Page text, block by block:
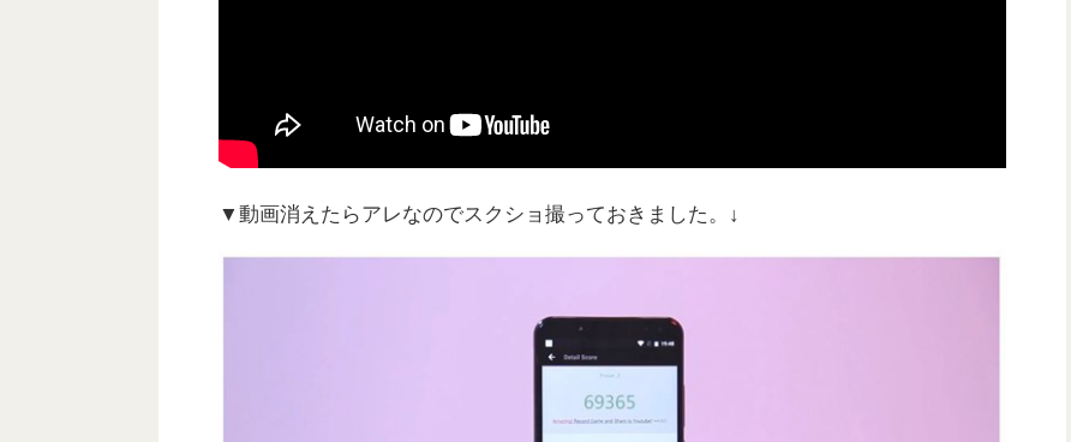
▼動画消えたらアレなのでスクショ撮っておきました。↓